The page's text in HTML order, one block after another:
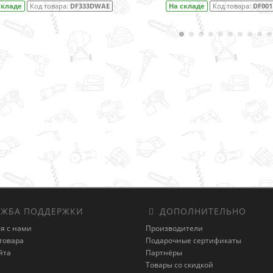
На складе Код товара:DF001DW На складе Код товара:
ПОДДЕРЖКИ
с нами
ДОПОЛНИТЕЛЬНО
Производители
Подарочные сертификаты
Партнёры
Товары со скидкой